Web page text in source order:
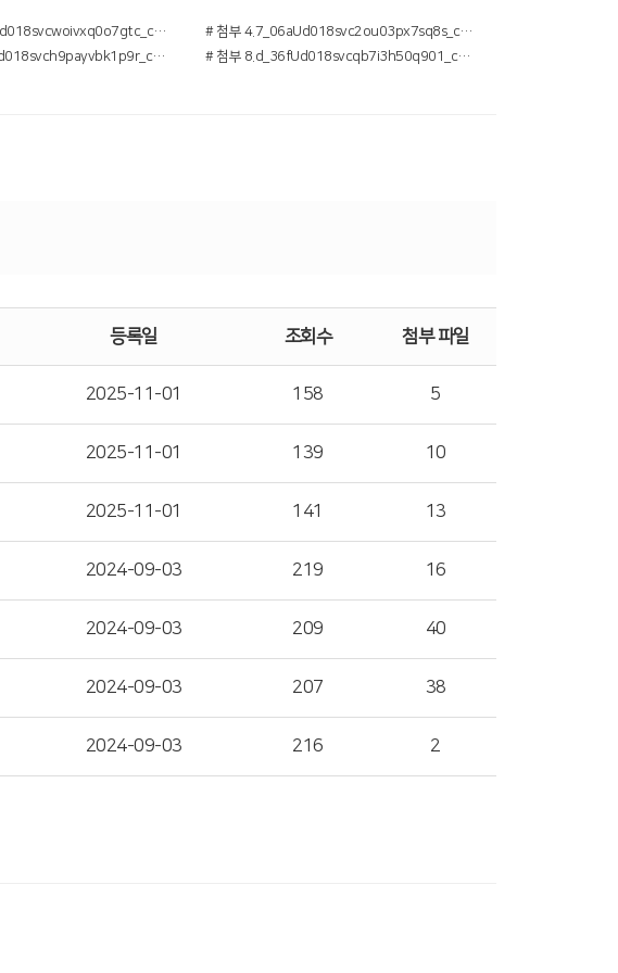
# 첨부 3.5_g6fUd018svcwoivxq0o7gtc_c8npar.jpg
# 첨부 4.7_06aUd018svc2ou03px7sq8s_c8npar.jpg
# 첨부 7.b_j74Ud018svch9payvbk1p9r_c8npar.jpg
# 첨부 8.d_36fUd018svcqb7i3h50q901_c8npar.jpg
등록일 조회수 첨부 파일
2025-11-01 158 5
2025-11-01 139 10
2025-11-01 141 13
2024-09-03 219 16
2024-09-03 209 40
2024-09-03 207 38
2024-09-03 216 2